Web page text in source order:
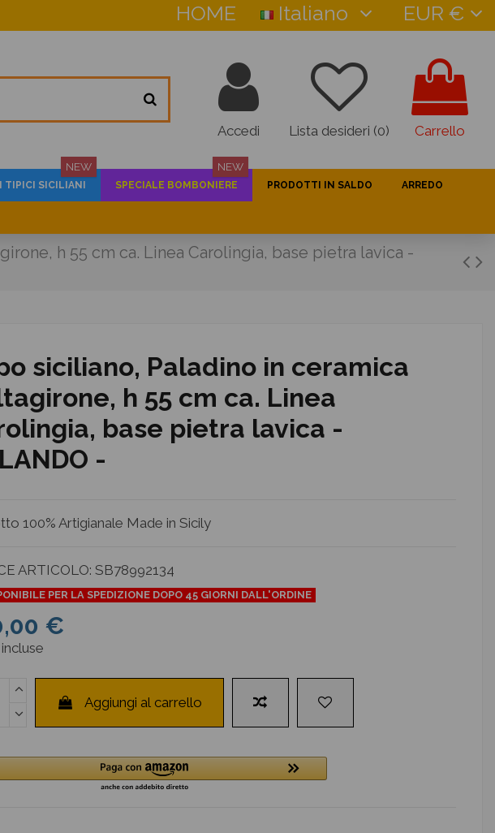
HOME Italiano EUR €
Accedi Lista desideri (0) Carrello
TIPICI SICILIANI
NEW
SPECIALE BOMBONIERE
NEW
PRODOTTI IN SALDO ARREDO
h 55 cm ca. Linea Carolingia, base pietra lavica -
siciliano, Paladino in ceramica
h 55 cm ca. Linea
base pietra lavica -
-
100% Artigianale Made in Sicily
ARTICOLO: SB78992134
PER LA SPEDIZIONE DOPO 45 GIORNI DALL'ORDINE
€
Aggiungi al carrello